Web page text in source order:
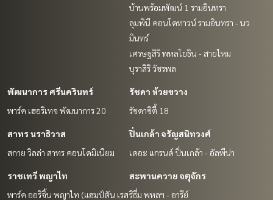
บ้านพร้อมพัฒน์ 1 รามอินทรา
ลุมพินี คอนโดทาวน์ รามอินทรา - นว
มินทร์
เศรษฐสิริ พหลโยธิน - สายไหม
บุราสิริ วัชรพล
พัฒนาการ ศรีนครินทร์
พาร์ค เฮอริเทจ พัฒนาการ 20
รัชดา ห้วยขวาง
รัชดาซิตี้ 18
สาทร นราธิวาส
สกาย วิลล่า สาทร คอนโดมิเนียม
ปิ่นเกล้า จรัญสนิทวงศ์
เดอะ แกรนด์ ปิ่นเกล้า - อัลพีน่า
ราชเทวี พญาไท
พาร์ค ออริจิ้น พญาไท (แฮมป์ตัน เรส
สะพานควาย จตุจักร
ริธึ่ม พหลฯ - อารีย์